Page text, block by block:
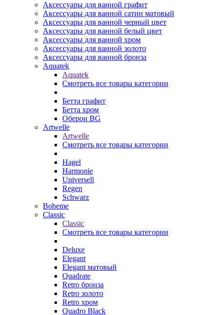
Аксессуары для ванной графит
Аксессуары для ванной сатин матовый
Аксессуары для ванной черный цвет
Аксессуары для ванной белый цвет
Аксессуары для ванной хром
Аксессуары для ванной золото
Аксессуары для ванной бронза
Aquatek
Aquatek
Смотреть все товары категории
Бетта графит
Бетта хром
Оберон BG
Artwelle
Artwelle
Смотреть все товары категории
Hagel
Harmonie
Universell
Regen
Schwarz
Boheme
Classic
Classic
Смотреть все товары категории
Deluxe
Elegant
Elegant матовый
Quadrate
Retro бронза
Retro золото
Retro хром
Quadro Black